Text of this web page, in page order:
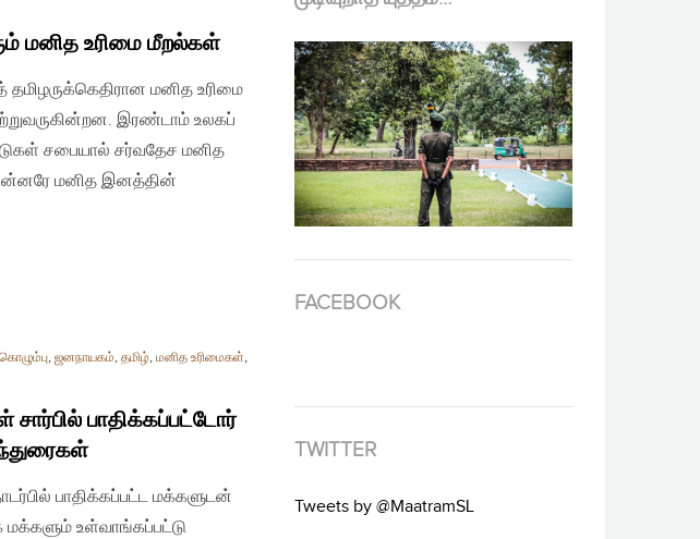
மனித உரிமை மீறல்கள்
மனித உரிமை
இரண்டாம் உலகப்
சபையால் சர்வதேச மனித
மனித இனத்தின்
கொழும்பு, ஜனநாயகம், தமிழ், மனித உரிமைகள்,
பாதிக்கப்பட்டோர்
பாதிக்கப்பட்ட மக்களுடன்
உள்வாங்கப்பட்டு
FACEBOOK
TWITTER
Tweets by @MaatramSL